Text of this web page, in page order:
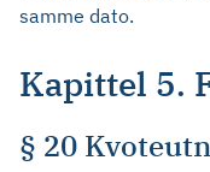
samme dato.
Kapittel 5.
§ 20